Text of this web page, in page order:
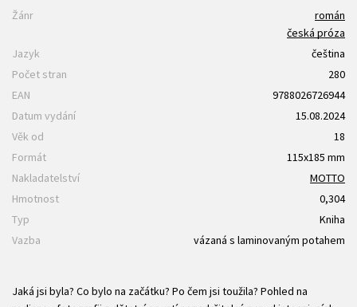
Žánr
román
česká próza
Jazyk
čeština
Počet stran
280
EAN
9788026726944
Datum vydání
15.08.2024
Věk od
18
Formát
115x185 mm
Nakladatelství
MOTTO
Hmotnost
0,304
Typ
Kniha
Vazba
vázaná s laminovaným potahem
Jaká jsi byla? Co bylo na začátku? Po čem jsi toužila? Pohled na